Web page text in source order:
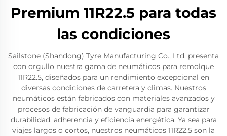
Premium 11R22.5 para todas
las condiciones
Sailstone (Shandong) Tyre Manufacturing Co., Ltd. presenta
con orgullo nuestra gama de neumáticos para remolque
11R22.5, diseñados para un rendimiento excepcional en
diversas condiciones de carretera y climas. Nuestros
neumáticos están fabricados con materiales avanzados y
procesos de fabricación de vanguardia para garantizar
durabilidad, adherencia y eficiencia energética. Ya sea para
viajes largos o cortos, nuestros neumáticos 11R22.5 son la